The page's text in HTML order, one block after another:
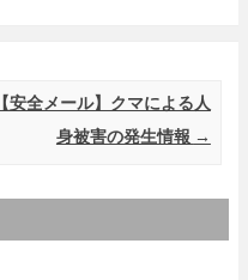
【安全メール】クマによる人
身被害の発生情報 →